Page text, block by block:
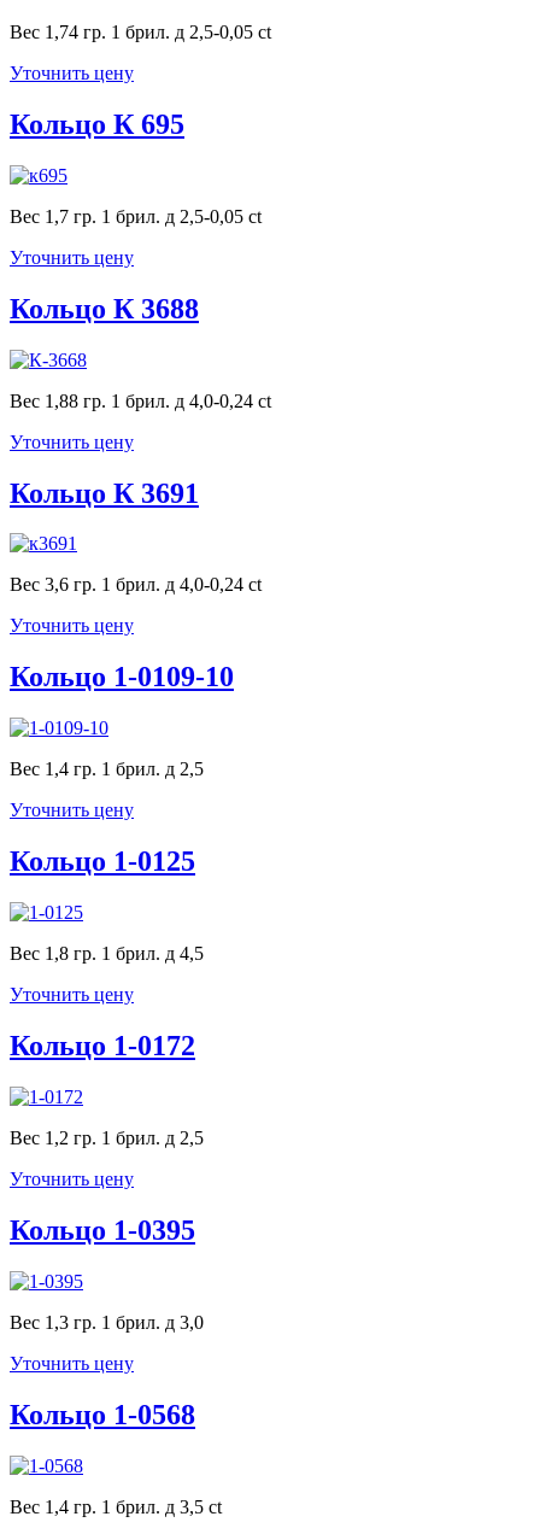
Вес 1,74 гр. 1 брил. д 2,5-0,05 ct
Уточнить цену
Кольцо К 695
Вес 1,7 гр. 1 брил. д 2,5-0,05 ct
Уточнить цену
Кольцо К 3688
Вес 1,88 гр. 1 брил. д 4,0-0,24 ct
Уточнить цену
Кольцо К 3691
Вес 3,6 гр. 1 брил. д 4,0-0,24 ct
Уточнить цену
Кольцо 1-0109-10
Вес 1,4 гр. 1 брил. д 2,5
Уточнить цену
Кольцо 1-0125
Вес 1,8 гр. 1 брил. д 4,5
Уточнить цену
Кольцо 1-0172
Вес 1,2 гр. 1 брил. д 2,5
Уточнить цену
Кольцо 1-0395
Вес 1,3 гр. 1 брил. д 3,0
Уточнить цену
Кольцо 1-0568
Вес 1,4 гр. 1 брил. д 3,5 ct